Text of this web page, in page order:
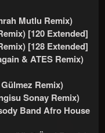
Mutlu Remix)
[120 Extended]
[128 Extended]
& ATES Remix)
Remix)
Sonay Remix)
Band Afro House